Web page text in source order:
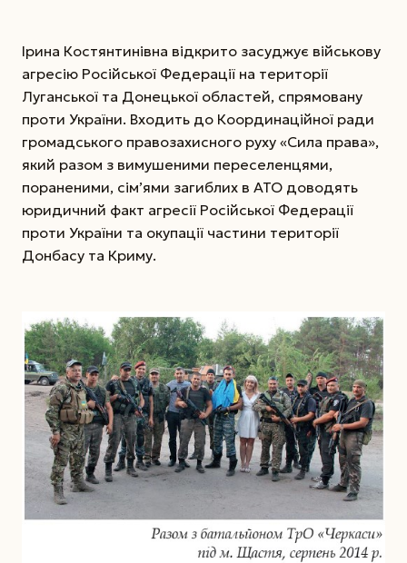
Ірина Костянтинівна відкрито засуджує військову
агресію Російської Федерації на території
Луганської та Донецької областей, спрямовану
проти України. Входить до Координаційної ради
громадського правозахисного руху «Сила права»,
який разом з вимушеними переселенцями,
пораненими, сім’ями загиблих в АТО доводять
юридичний факт агресії Російської Федерації
проти України та окупації частини території
Донбасу та Криму.